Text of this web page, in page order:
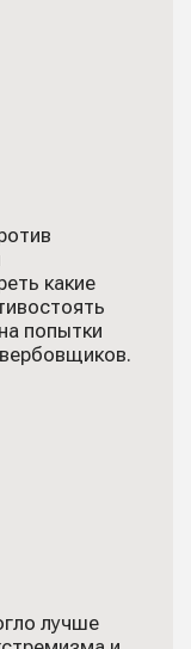
какие
попытки
лучше